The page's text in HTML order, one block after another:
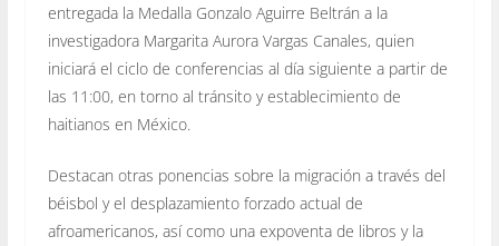
entregada la Medalla Gonzalo Aguirre Beltrán a la
investigadora Margarita Aurora Vargas Canales, quien
iniciará el ciclo de conferencias al día siguiente a partir de
las 11:00, en torno al tránsito y establecimiento de
haitianos en México.
Destacan otras ponencias sobre la migración a través del
béisbol y el desplazamiento forzado actual de
afroamericanos, así como una expoventa de libros y la